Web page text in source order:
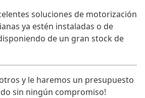
soluciones de motorización
ya estén instaladas o de
de un gran stock de
y le haremos un presupuesto
sin ningún compromiso!